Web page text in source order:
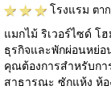
โรงแรม ตา
แมกไม้ ริเวอร์ไซด์ โ
ธุรกิจและพักผ่อนหย่อ
คุณต้องการสำหรับกา
สาธารณะ ซักแห้ง ห้